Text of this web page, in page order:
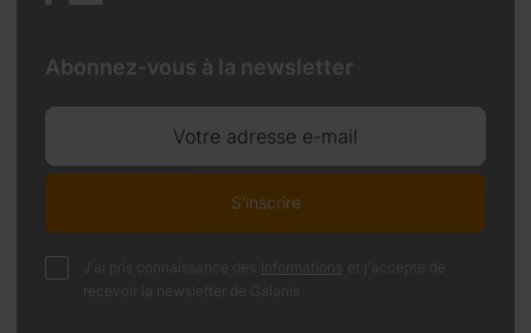
Abonnez-vous à la newsletter
Votre adresse e-mail
S'inscrire
J'ai pris connaissance des informations
et j'accepte de
recevoir la newsletter de Galanis